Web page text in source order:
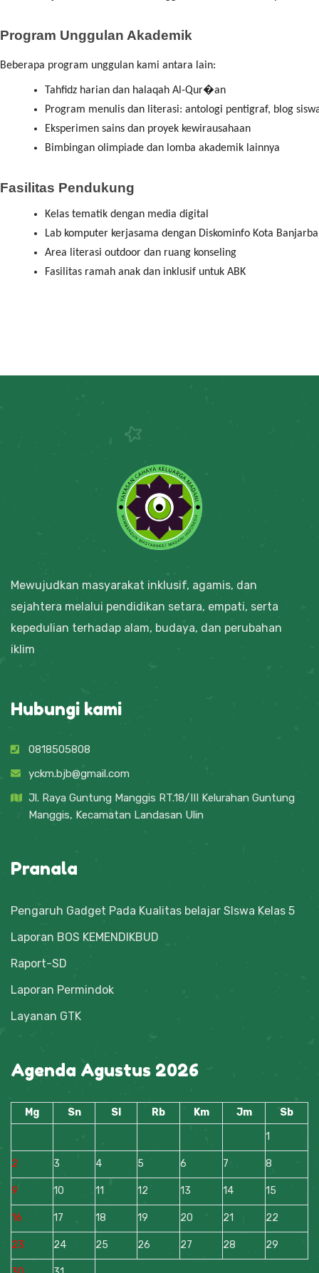
Program Unggulan Akademik
Beberapa program unggulan kami antara lain:
Tahfidz harian dan halaqah Al-Qur�an
Program menulis dan literasi: antologi pentigraf, blog
Eksperimen sains dan proyek kewirausahaan
Bimbingan olimpiade dan lomba akademik lainnya
Fasilitas Pendukung
Kelas tematik dengan media digital
Lab komputer kerjasama dengan Diskominfo Kota
Area literasi outdoor dan ruang konseling
Fasilitas ramah anak dan inklusif untuk ABK
Mewujudkan masyarakat inklusif, agamis, dan
sejahtera melalui pendidikan setara, empati, serta
kepedulian terhadap alam, budaya, dan perubahan
iklim
Hubungi kami
0818505808
yckm.bjb@gmail.com
Jl. Raya Guntung Manggis RT.18/III Kelurahan Guntung
Manggis, Kecamatan Landasan Ulin
Pranala
Pengaruh Gadget Pada Kualitas belajar SIswa Kelas 5
Laporan BOS KEMENDIKBUD
Raport-SD
Laporan Permindok
Layanan GTK
Agenda Agustus 2026
Mg Sn Sl Rb Km Jm
Sb
1
2 3 4 5 6 7 8
9 10 11 12 13 14 15
16 17 18 19 20 21 22
23 24 25 26 27 28 29